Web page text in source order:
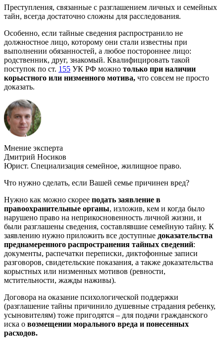
Преступления, связанные с разглашением личных и семейных
тайн, всегда достаточно сложны для расследования.
Особенно, если тайные сведения распространило не
должностное лицо, которому они стали известны при
выполнении обязанностей, а любое постороннее лицо:
родственник, друг, знакомый. Квалифицировать такой
поступок по ст. 155 УК РФ можно только при наличии
корыстного или низменного мотива, что совсем не просто
доказать.
Мнение эксперта
Дмитрий Носиков
Юрист. Специализация семейное, жилищное право.
Что нужно сделать, если Вашей семье причинен вред?
Нужно как можно скорее подать заявление в
правоохранительные органы, изложив, кем и когда было
нарушено право на неприкосновенность личной жизни, и
были разглашены сведения, составлявшие семейную тайну. К
заявлению нужно приложить все доступные доказательства
преднамеренного распространения тайных сведений:
документы, распечатки переписки, диктофонные записи
разговоров, свидетельские показания, а также доказательства
корыстных или низменных мотивов (ревности,
мстительности, жажды наживы).
Договора на оказание психологической поддержки
(разглашение тайны причинило душевные страдания ребенку,
усыновителям) тоже пригодятся – для подачи гражданского
иска о возмещении морального вреда и понесенных
расходов.